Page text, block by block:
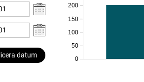
datum
0
50
100
150
200